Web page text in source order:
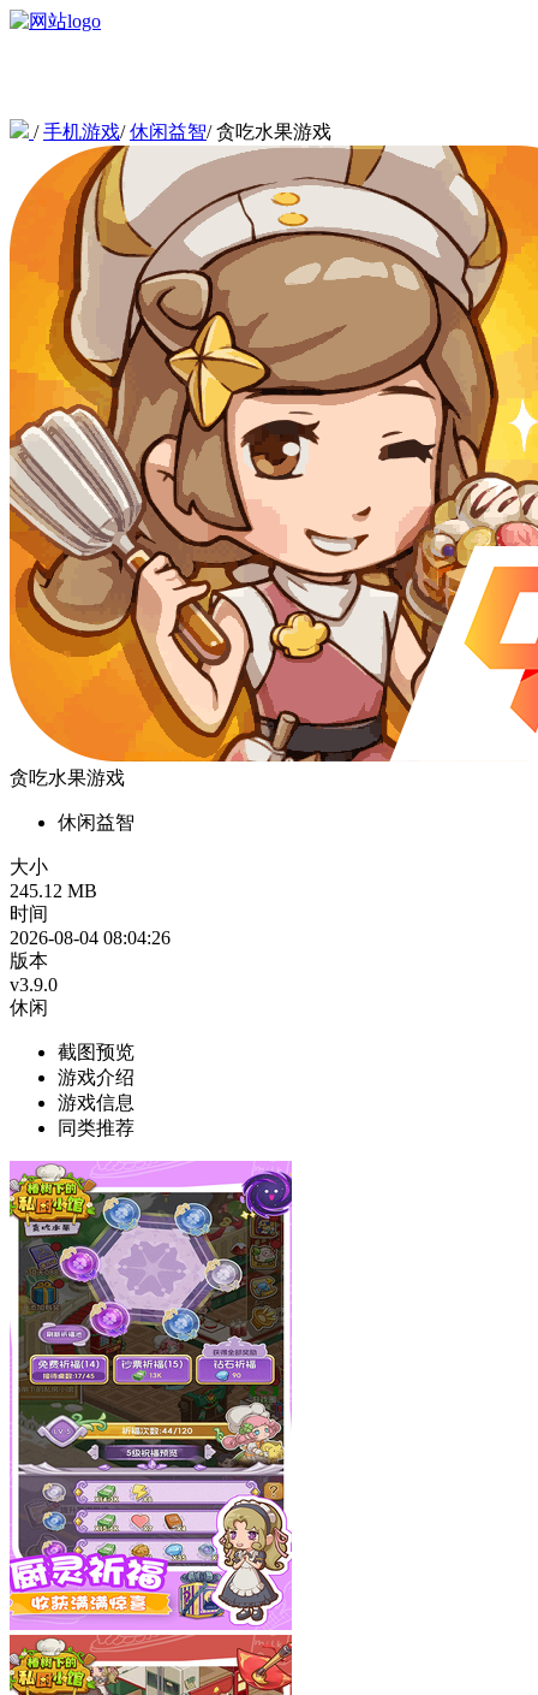
/手机游戏/休闲益智/贪吃水果游戏
贪吃水果游戏
休闲益智
大小
245.12 MB
时间
2026-08-04 08:04:26
版本
v3.9.0
休闲
截图预览
游戏介绍
游戏信息
同类推荐